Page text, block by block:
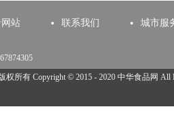
站 联系我们 城市服
权所有 Copyright © 2015 - 2020 中华食品网 All